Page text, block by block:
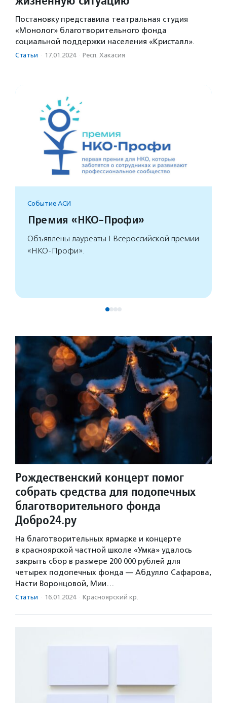
Постановку представила театральная студия
«Монолог» благотворительного фонда
социальной поддержки населения «Кристалл».
Статьи · 17.01.2024 · Респ. Хакасия
Событие АСИ
Премия «НКО-Профи»
Объявлены лауреаты I Всероссийской премии
«НКО-Профи».
Рождественский концерт помог
собрать средства для подопечных
благотворительного фонда
Добро24.ру
На благотворительных ярмарке и концерте
в красноярской частной школе «Умка» удалось
закрыть сбор в размере 200 000 рублей для
четырех подопечных фонда — Абдулло Сафарова,
Насти Воронцовой, Мии…
Статьи · 16.01.2024 · Красноярский кр.